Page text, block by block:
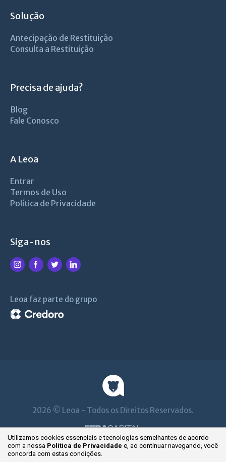
Utilizamos cookies essenciais e tecnologias semelhantes de acordo
com a nossa Política de Privacidade e, ao continuarnavegando, você
concorda com estas condições.
Solução
Antecipação de Restituição
Consulta a Restituição
Precisa de ajuda?
Blog
Fale Conosco
A Leoa
Entrar
Termos de Uso
Política de Privacidade
Siga-nos
Leoa faz parte do grupo
2026 © Leoa - Todos os Direitos Reservados.